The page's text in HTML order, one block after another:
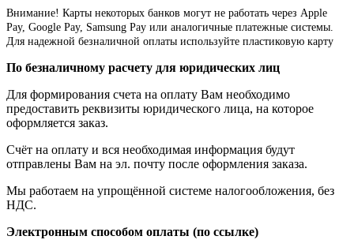
Внимание! Карты некоторых банков могут не работать через Apple
Pay, Google Pay, Samsung Pay или аналогичные платежные системы.
Для надежной безналичной оплаты используйте пластиковую карту
По безналичному расчету для юридических лиц
Для формирования счета на оплату Вам необходимо
предоставить реквизиты юридического лица, на которое
оформляется заказ.
Счёт на оплату и вся необходимая информация будут
отправлены Вам на эл. почту после оформления заказа.
Мы работаем на упрощённой системе налогообложения, без
НДС.
Электронным способом оплаты (по ссылке)